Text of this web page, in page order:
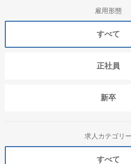
雇用形態
すべて
正社員
新卒
求人カテゴリー
すべて